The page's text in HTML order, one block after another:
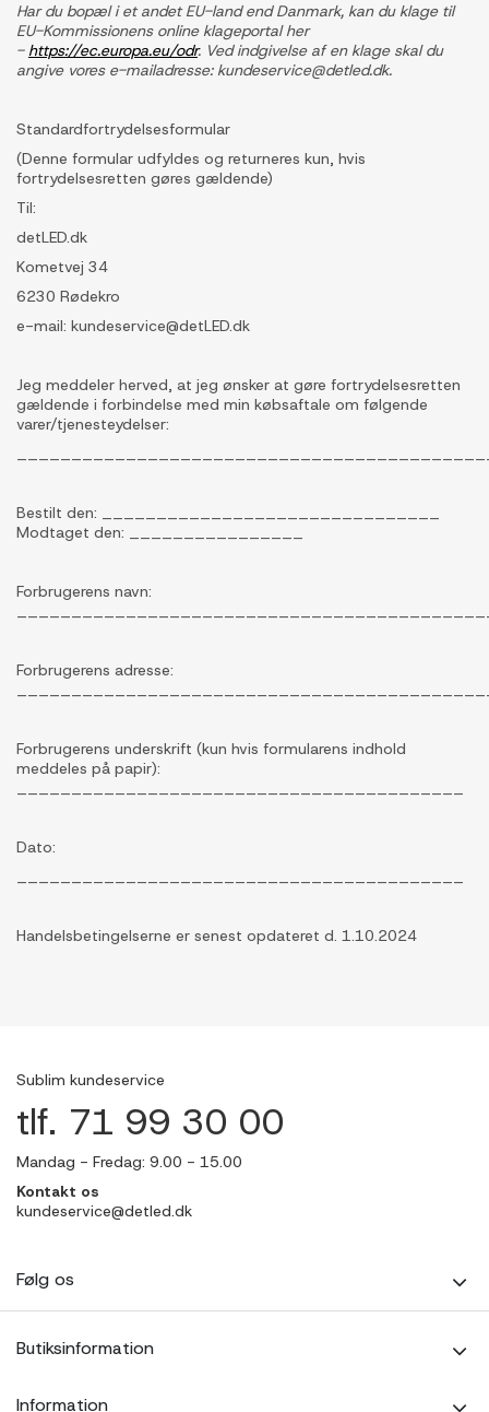
Har du bopæl i et andet EU-land end Danmark, kan du klage til
EU-Kommissionens online klageportal her
- https://ec.europa.eu/odr. Ved indgivelse af en klage skal du
angive vores e-mailadresse: kundeservice@detled.dk.
Standardfortrydelsesformular
(Denne formular udfyldes og returneres kun, hvis
fortrydelsesretten gøres gældende)
Til:
detLED.dk
Kometvej 34
6230 Rødekro
e-mail: kundeservice@detLED.dk
Jeg meddeler herved, at jeg ønsker at gøre fortrydelsesretten
gældende i forbindelse med min købsaftale om følgende
varer/tjenesteydelser:
Bestilt den: _______________________________
Modtaget den: ________________
Forbrugerens navn:
Forbrugerens adresse:
Forbrugerens underskrift (kun hvis formularens indhold
meddeles på papir):
Dato:
Handelsbetingelserne er senest opdateret d. 1.10.2024
Sublim kundeservice
tlf. 71 99 30 00
Mandag - Fredag: 9.00 - 15.00
Kontakt os
kundeservice@detled.dk
Følg os
Butiksinformation
Information